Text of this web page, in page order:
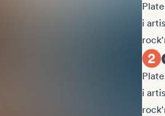
i
i